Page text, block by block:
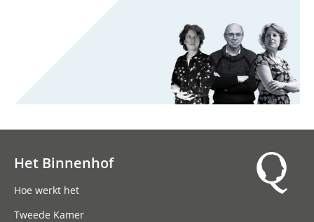
Het Binnenhof
Hoe werkt het
Tweede Kamer